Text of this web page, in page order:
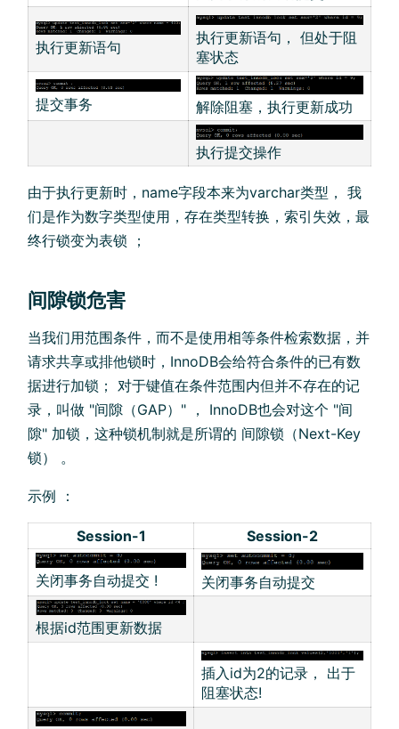
执行更新语句
执行更新语句， 但处于阻
塞状态
提交事务 解除阻塞，执行更新成功
执行提交操作
由于执行更新时，name字段本来为varchar类型， 我
们是作为数字类型使用，存在类型转换，索引失效，最
终行锁变为表锁 ；
间隙锁危害
当我们用范围条件，而不是使用相等条件检索数据，并
请求共享或排他锁时，InnoDB会给符合条件的已有数
据进行加锁； 对于键值在条件范围内但并不存在的记
录，叫做 "间隙（GAP）" ， InnoDB也会对这个 "间
隙" 加锁，这种锁机制就是所谓的 间隙锁（Next-Key
锁） 。
示例 ：
Session-1 Session-2
关闭事务自动提交 ! 关闭事务自动提交
根据id范围更新数据
插入id为2的记录， 出于
阻塞状态!